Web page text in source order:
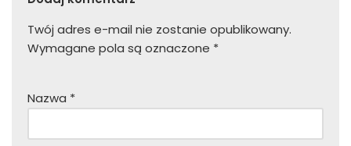
Twój adres e-mail nie zostanie opublikowany.
Wymagane pola są oznaczone *
Nazwa *